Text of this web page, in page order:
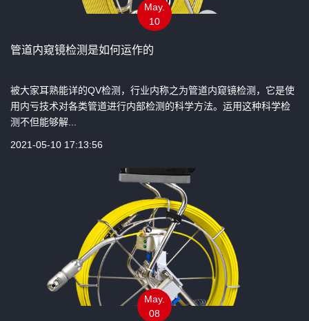
May.
10
管道内窥镜检测是如何运作的
被大家耳熟能详的QV检测，行业内称之为管道内窥镜检测，它是使
用内亏技术对各类管道进行内部检测的科学方法。运用这种科学检
测不但能够解...
2021-05-10 17:13:56
May.
08